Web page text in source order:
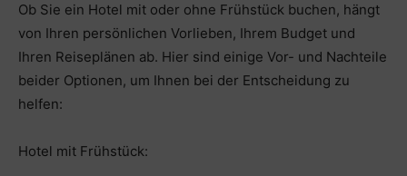
Ob Sie ein Hotel mit oder ohne Frühstück buchen, hängt
von Ihren persönlichen Vorlieben, Ihrem Budget und
Ihren Reiseplänen ab. Hier sind einige Vor- und Nachteile
beider Optionen, um Ihnen bei der Entscheidung zu
helfen:
Hotel mit Frühstück: